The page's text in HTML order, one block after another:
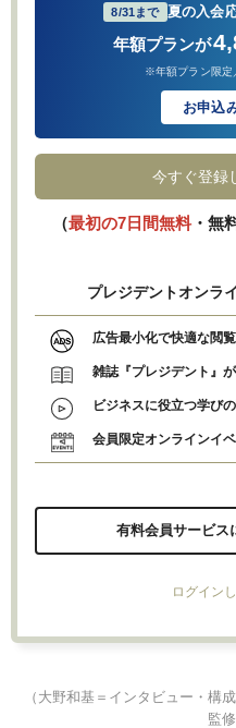
8/31まで 夏の入会
年額プランが
※年額プラン限定
お申込
今すぐ登録
（最初の7日間無料・無
プレジデントオンラ
広告最小化で快適な閲覧
雑誌『プレジデント』
ビジネスに役立つ学び
会員限定オンラインイ
有料会員サービス
ログイン
（大野和基＝インタビュー・
監